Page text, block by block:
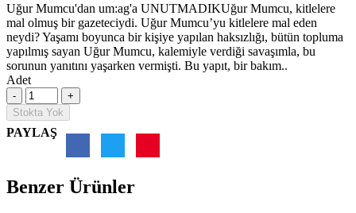
Uğur Mumcu'dan um:ag'a UNUTMADIKUğur Mumcu, kitlelere
mal olmuş bir gazeteciydi. Uğur Mumcu’yu kitlelere mal eden
neydi? Yaşamı boyunca bir kişiye yapılan haksızlığı, bütün topluma
yapılmış sayan Uğur Mumcu, kalemiyle verdiği savaşımla, bu
sorunun yanıtını yaşarken vermişti. Bu yapıt, bir bakım..
Adet
Stokta Yok
PAYLAŞ
Benzer Ürünler